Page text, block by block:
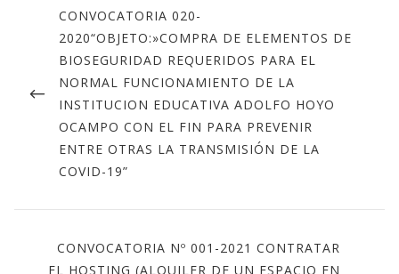
CONVOCATORIA 020-
2020“OBJETO:»COMPRA DE ELEMENTOS DE
BIOSEGURIDAD REQUERIDOS PARA EL
NORMAL FUNCIONAMIENTO DE LA
INSTITUCION EDUCATIVA ADOLFO HOYO
OCAMPO CON EL FIN PARA PREVENIR
ENTRE OTRAS LA TRANSMISIÓN DE LA
COVID-19”
CONVOCATORIA Nº 001-2021 CONTRATAR
EL HOSTING (ALQUILER DE UN ESPACIO EN